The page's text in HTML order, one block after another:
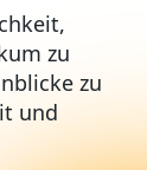
zu
zu
und